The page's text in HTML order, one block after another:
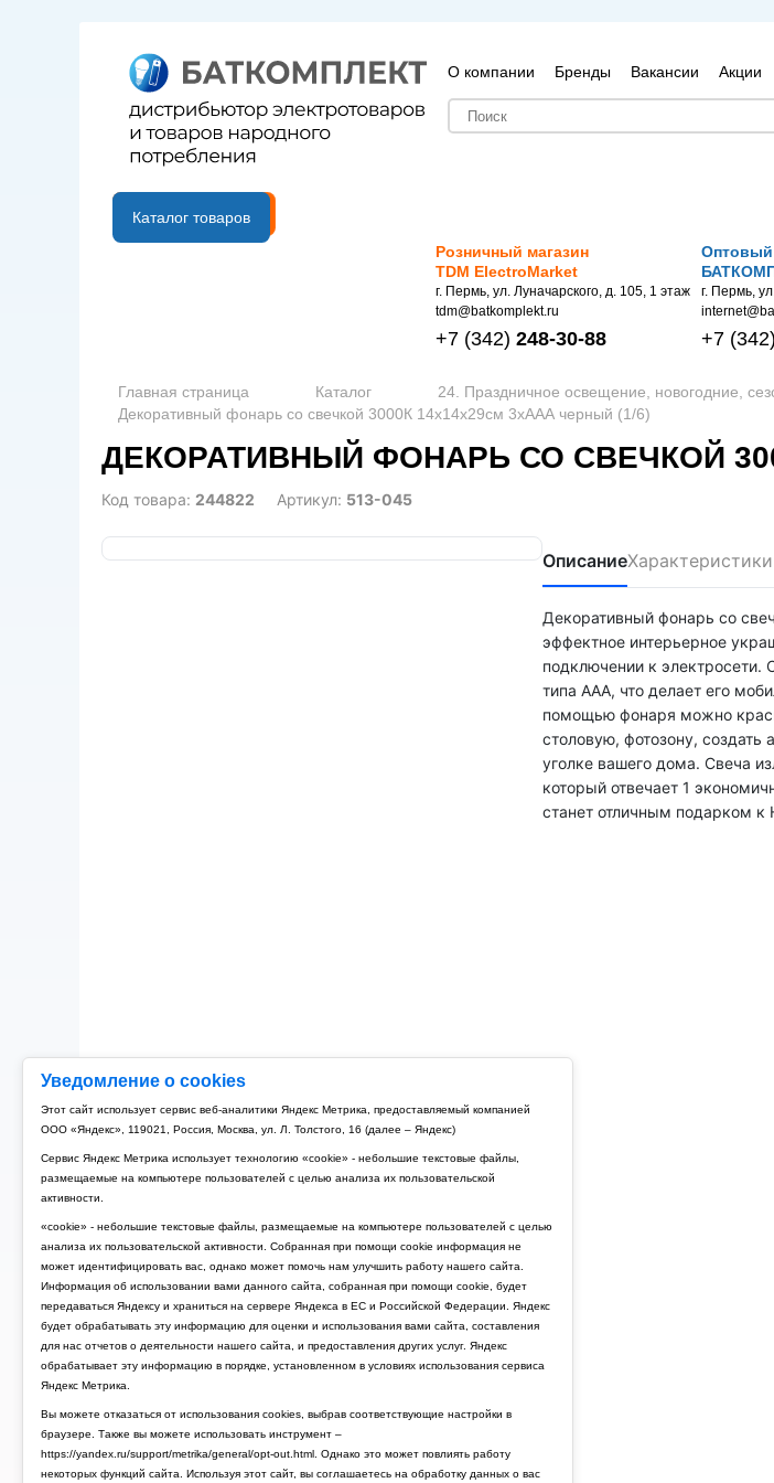
Уведомление о cookies
Этот сайт использует сервис веб-аналитики Яндекс Метрика, предоставляемый компанией
ООО «Яндекс», 119021, Россия, Москва, ул. Л. Толстого, 16 (далее – Яндекс)
Сервис Яндекс Метрика использует технологию «cookie» - небольшие текстовые файлы,
размещаемые на компьютере пользователей с целью анализа их пользовательской
активности.
«cookie» - небольшие текстовые файлы, размещаемые на компьютере пользователей с целью
анализа их пользовательской активности. Собранная при помощи cookie информация не
может идентифицировать вас, однако может помочь нам улучшить работу нашего сайта.
Информация об использовании вами данного сайта, собранная при помощи cookie, будет
передаваться Яндексу и храниться на сервере Яндекса в ЕС и Российской Федерации. Яндекс
будет обрабатывать эту информацию для оценки и использования вами сайта, составления
для нас отчетов о деятельности нашего сайта, и предоставления других услуг. Яндекс
обрабатывает эту информацию в порядке, установленном в условиях использования сервиса
Яндекс Метрика.
Вы можете отказаться от использования cookies, выбрав соответствующие настройки в
браузере. Также вы можете использовать инструмент –
https://yandex.ru/support/metrika/general/opt-out.html. Однако это может повлиять работу
некоторых функций сайта. Используя этот сайт, вы соглашаетесь на обработку данных о вас
О компании Бренды Вакансии Акции
B2B портал
Каталог товаров
Розничный магазин
TDM ElectroMarket
г. Пермь, ул. Луначарского, д. 105, 1 этаж
tdm@batkomplekt.ru
+7 (342) 248-30-88
Оптовый
г. Пермь,
+7 (342)
Главная страница Каталог 24. Праздничное освещение, новогодние,
Декоративный фонарь со свечкой 3000К 14х14х29см 3хААА черный (1/6)
ДЕКОРАТИВНЫЙ ФОНАРЬ СО СВЕЧКОЙ
Код товара: 244822 Артикул: 513-045
ОписаниеХарактеристики
Декоративный фонарь со
эффектное интерьерное
подключении к электросети.
типа ААА, что делает его
помощью фонаря можно
столовую, фотозону,
уголке вашего дома. Свеча
который отвечает 1
станет отличным подарком к